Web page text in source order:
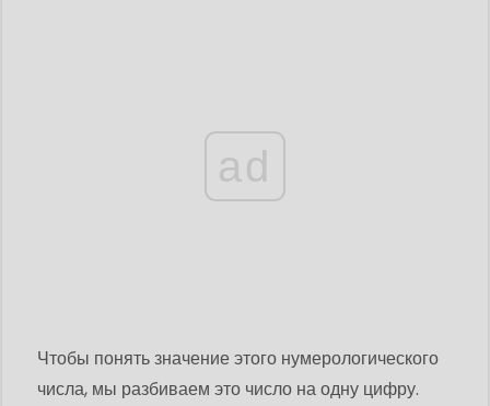
ad
Чтобы понять значение этого нумерологического
числа, мы разбиваем это число на одну цифру.